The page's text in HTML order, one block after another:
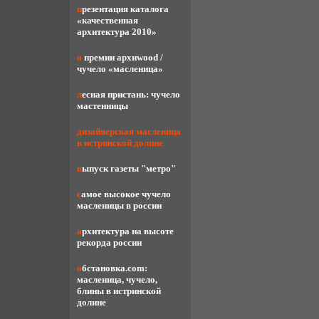
презентация каталога
«качественная
архитектура 2010»
о премии архиwood /
чучело «масленица»
лесная пристань: чучело
мастенницы
дизайнерская масленица
в истринской долине
выпуск газеты "метро"
самое высокое чучело
масленицы в россии
архитектура на высоте
рекорда россии
обстановка.com:
масленица, чучело,
блины в истринской
долине